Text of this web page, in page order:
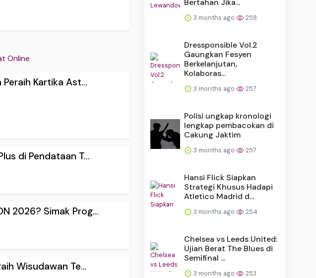
Online
Kartika Ast...
di Pendataan T...
2026? Simak Prog...
Wisudawan Te...
3 months ago 258
Dressponsible Vol.2
Gaungkan Fesyen
Berkelanjutan,
Kolaboras...
3 months ago 257
Polisi ungkap kronologi
lengkap pembacokan di
Cakung Jaktim
3 months ago 257
Hansi Flick Siapkan
Strategi Khusus Hadapi
Atletico Madrid d...
3 months ago 254
Chelsea vs Leeds United:
Ujian Berat The Blues di
Semifinal ...
3 months ago 253